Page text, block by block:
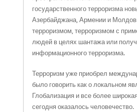
государственного терроризма
Азербайджана, Армении и
терроризмом, терроризмом с
людей в целях шантажа или
информационного терроризма.
Терроризм уже приобрел
было говорить как о локальном
Глобализация и все более
сегодня оказалось человечество.